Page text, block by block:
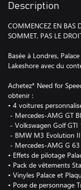
Description
COMMENCEZ EN BAS
SOMMET, PAS LE
Basée à Londres,
Lakeshore avec du
Achetez* Need for
obtenir :
• 4 voitures
- Mercedes-AMG GT
- Volkswagen Golf GTI
- BMW M3 Evolution
- Mercedes-AMG G
• Effets de pilotage
• Pack de vêtements
• Vinyles Palace et
• Pose de personnage